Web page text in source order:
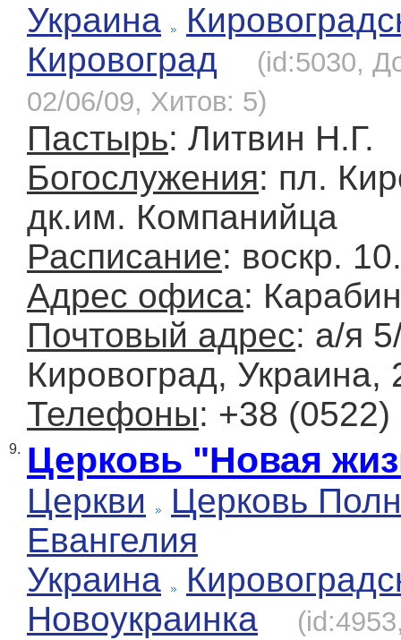
Украина
Кировоград
(id:5030,
02/06/09, Хитов: 5)
Пастырь: Литвин Н.Г.
Богослужения: пл.
дк.им. Компанийца
Расписание: воскр.
Адрес офиса:
Почтовый адрес: а/я
Кировоград, Украина,
Телефоны: +38
9. Церковь "Новая
Церкви
Церковь
Евангелия
Украина
Новоукраинка